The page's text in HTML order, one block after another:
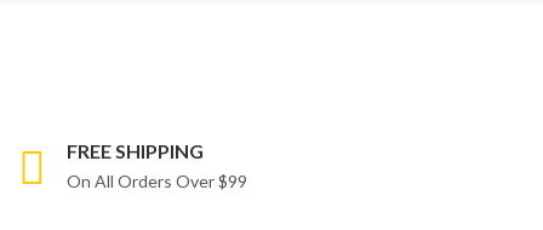
FREE SHIPPING
On All Orders Over $99